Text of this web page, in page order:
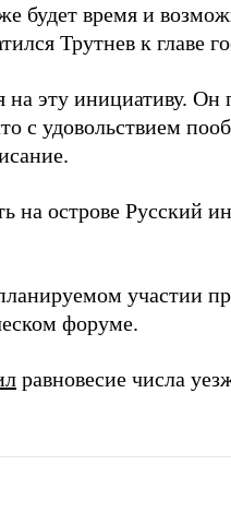
будет время и
Трутнев к главе
на эту инициативу. Он
с удовольствием
на острове Русский
участии
форуме.
равновесие числа